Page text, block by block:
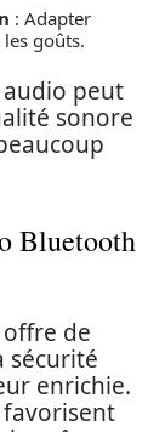
: Adapter
goûts.
peut
sonore
Bluetooth
offre de
sécurité
enrichie.
favorisent